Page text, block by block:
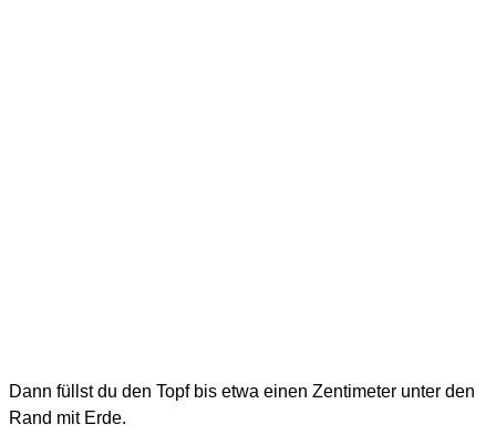
Dann füllst du den Topf bis etwa einen Zentimeter unter den
Rand mit Erde.